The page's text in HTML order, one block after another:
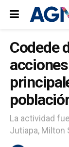
Codede
La actividad
Jutiapa, Milton